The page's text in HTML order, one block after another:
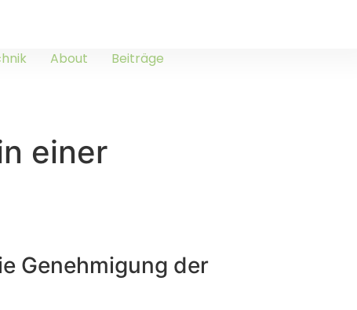
About Beiträge
einer
Genehmigung der